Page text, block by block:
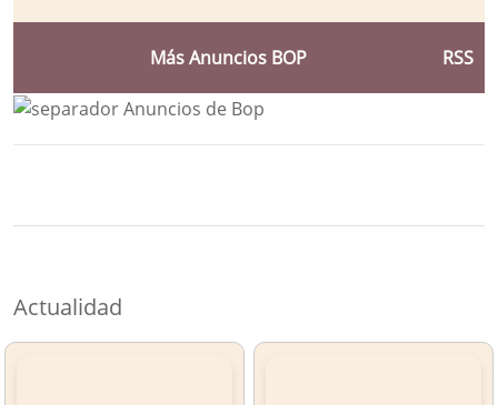
Más Anuncios BOP RSS
Actualidad